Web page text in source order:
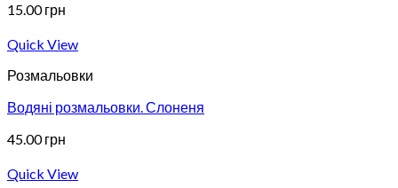
15.00грн
Quick View
Розмальовки
Водяні розмальовки. Слоненя
45.00грн
Quick View